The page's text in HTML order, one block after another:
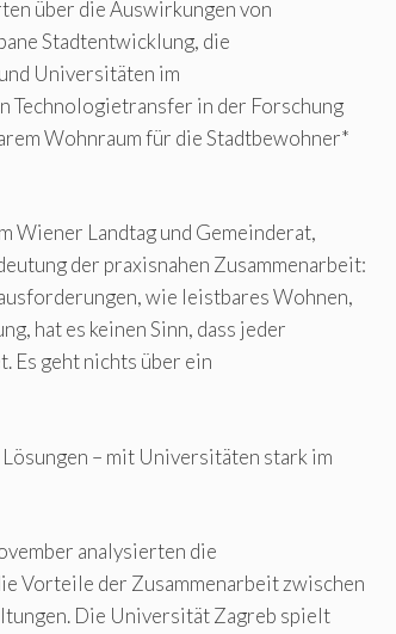
über die Auswirkungen von
Stadtentwicklung, die
Universitäten im
Technologietransfer in der Forschung
Wohnraum für die Stadtbewohner*
Wiener Landtag und Gemeinderat,
der praxisnahen Zusammenarbeit:
wie leistbares Wohnen,
hat es keinen Sinn, dass jeder
Es geht nichts über ein
– mit Universitäten stark im
analysierten die
Vorteile der Zusammenarbeit zwischen
Die Universität Zagreb spielt